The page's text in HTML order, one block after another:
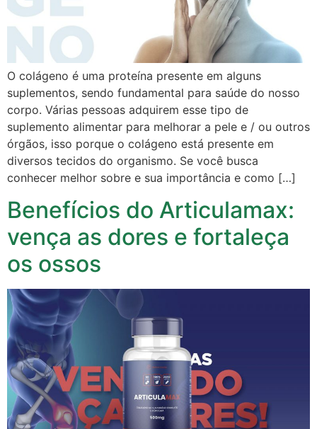
O colágeno é uma proteína presente em alguns
suplementos, sendo fundamental para saúde do nosso
corpo. Várias pessoas adquirem esse tipo de
suplemento alimentar para melhorar a pele e / ou outros
órgãos, isso porque o colágeno está presente em
diversos tecidos do organismo. Se você busca
conhecer melhor sobre e sua importância e como […]
Benefícios do Articulamax:
vença as dores e fortaleça
os ossos